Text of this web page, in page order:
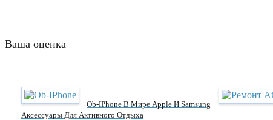
Ваша оценка
Ob-IPhone В Мире Apple И Samsung
Аксессуары Для Активного Отдыха